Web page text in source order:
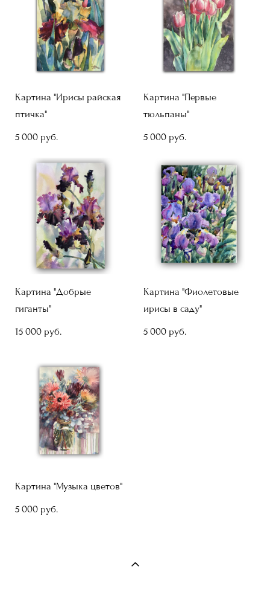
Картина "Ирисы райская
птичка"
5 000 pуб.
Картина "Первые
тюльпаны"
5 000 pуб.
Картина "Добрые
гиганты"
15 000 pуб.
Картина "Фиолетовые
ирисы в саду"
5 000 pуб.
Картина "Музыка цветов"
5 000 pуб.